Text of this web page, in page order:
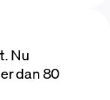
Nu
dan 80